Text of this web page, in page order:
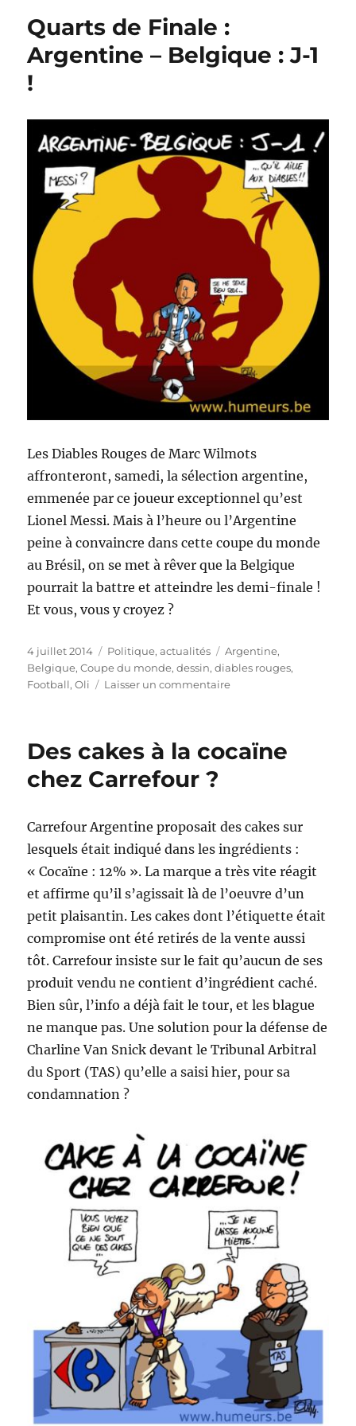
de
Quarts de Finale :
Argentine – Belgique : J-1
!
Les Diables Rouges de Marc Wilmots
affronteront, samedi, la sélection argentine,
emmenée par ce joueur exceptionnel qu’est
Lionel Messi. Mais à l’heure ou l’Argentine
peine à convaincre dans cette coupe du monde
au Brésil, on se met à rêver que la Belgique
pourrait la battre et atteindre les demi-finale !
Et vous, vous y croyez ?
Publié
le
4 juillet 2014 Catégories
Politique, actualités Étiquettes
Argentine,
Belgique,Coupe du monde,dessin,diables rouges,
Football,Oli Laisser un commentairesur
:
J-
1
!
Des cakes à la cocaïne
chez Carrefour ?
Carrefour Argentine proposait des cakes sur
lesquels était indiqué dans les ingrédients :
« Cocaïne : 12% ». La marque a très vite réagit
et affirme qu’il s’agissait là de l’oeuvre d’un
petit plaisantin. Les cakes dont l’étiquette était
compromise ont été retirés de la vente aussi
tôt. Carrefour insiste sur le fait qu’aucun de ses
produit vendu ne contient d’ingrédient caché.
Bien sûr, l’info a déjà fait le tour, et les blague
ne manque pas. Une solution pour la défense de
Charline Van Snick devant le Tribunal Arbitral
du Sport (TAS) qu’elle a saisi hier, pour sa
condamnation ?